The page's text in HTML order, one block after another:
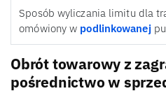
Sposób wyliczania limitu dla
omówiony w podlinkowanej
Obrót towarowy z
pośrednictwo w